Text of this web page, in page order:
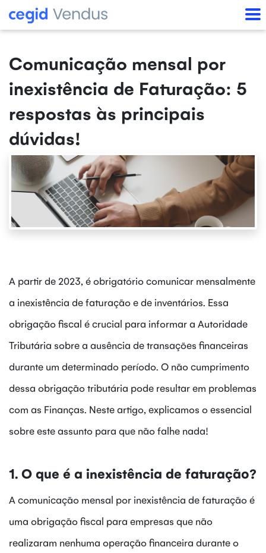
Comunicação mensal por
inexistência de Faturação: 5
respostas às principais
dúvidas!
A partir de 2023, é obrigatório comunicar mensalmente
a inexistência de faturação e de inventários. Essa
obrigação fiscal é crucial para informar a Autoridade
Tributária sobre a ausência de transações financeiras
durante um determinado período. O não cumprimento
dessa obrigação tributária pode resultar em problemas
com as Finanças. Neste artigo, explicamos o essencial
sobre este assunto para que não falhe nada!
1. O que é a inexistência de faturação?
A comunicação mensal por inexistência de faturação é
uma obrigação fiscal para empresas que não
realizaram nenhuma operação financeira durante o